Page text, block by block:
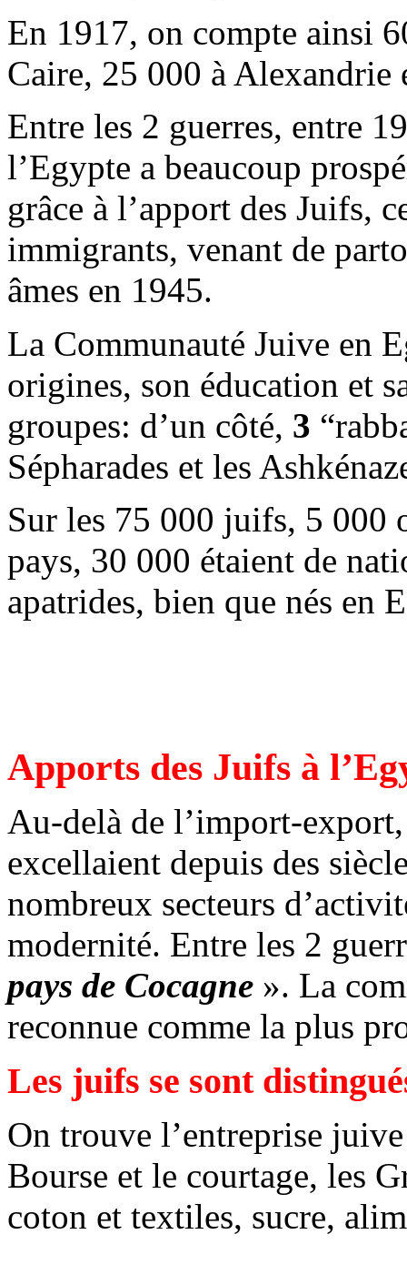
En 1917, on compte ainsi
Caire, 25 000 à Alexandrie
Entre les 2 guerres, entre
l’Egypte a beaucoup
grâce à l’apport des Juifs,
immigrants, venant de
âmes en 1945.
La Communauté Juive en
origines, son éducation et
groupes: d’un côté, 3
Sépharades et les
Sur les 75 000 juifs, 5 000
pays, 30 000 étaient de
apatrides, bien que nés en
Apports des Juifs à
Au-delà de l’import-
excellaient depuis des
nombreux secteurs
modernité. Entre les 2
pays de Cocagne ». La
reconnue comme la plus
Les juifs se sont
On trouve l’entreprise
Bourse et le courtage, les
coton et textiles, sucre,